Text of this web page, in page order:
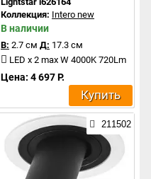
Коллекция: Intero new
В наличии
В: 2.7 см Д: 17.3 см
LED x 2 max W 4000K 720Lm
Цена: 4 697 Р.
Купить
211502